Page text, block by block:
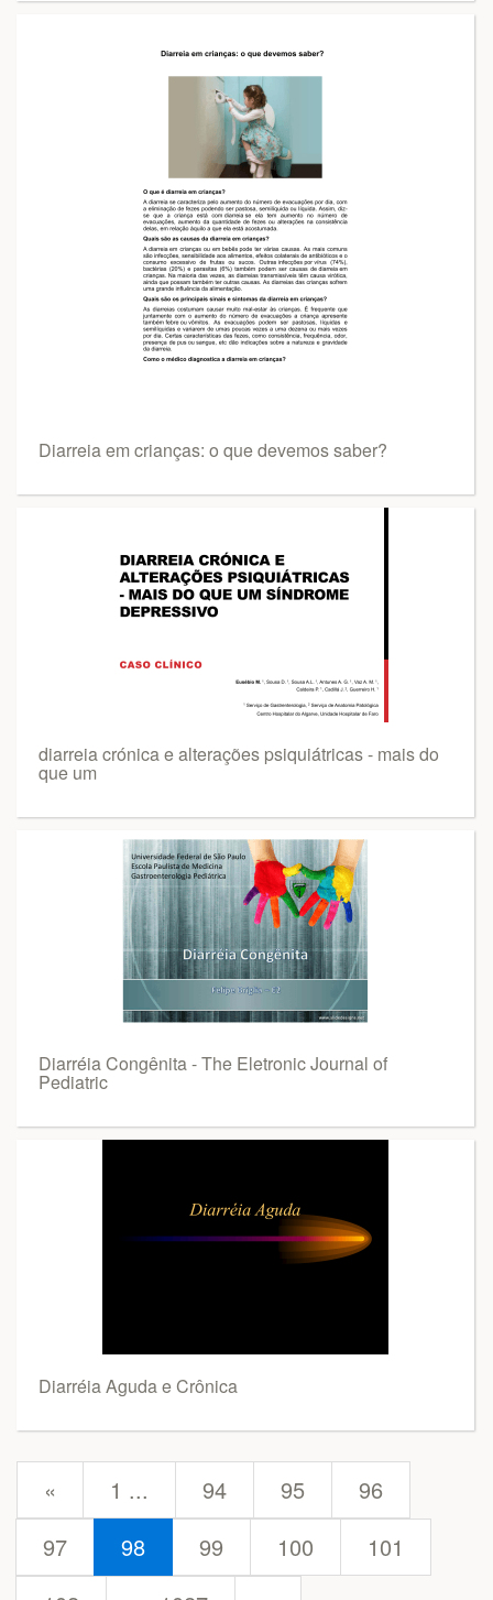
Diarreia em crianças: o que devemos saber?
diarreia crónica e alterações psiquiátricas - mais do
que um
Diarréia Congênita - The Eletronic Journal of
Pediatric
Diarréia Aguda e Crônica
« 1 ... 94 95
96
97
98 99 100
101